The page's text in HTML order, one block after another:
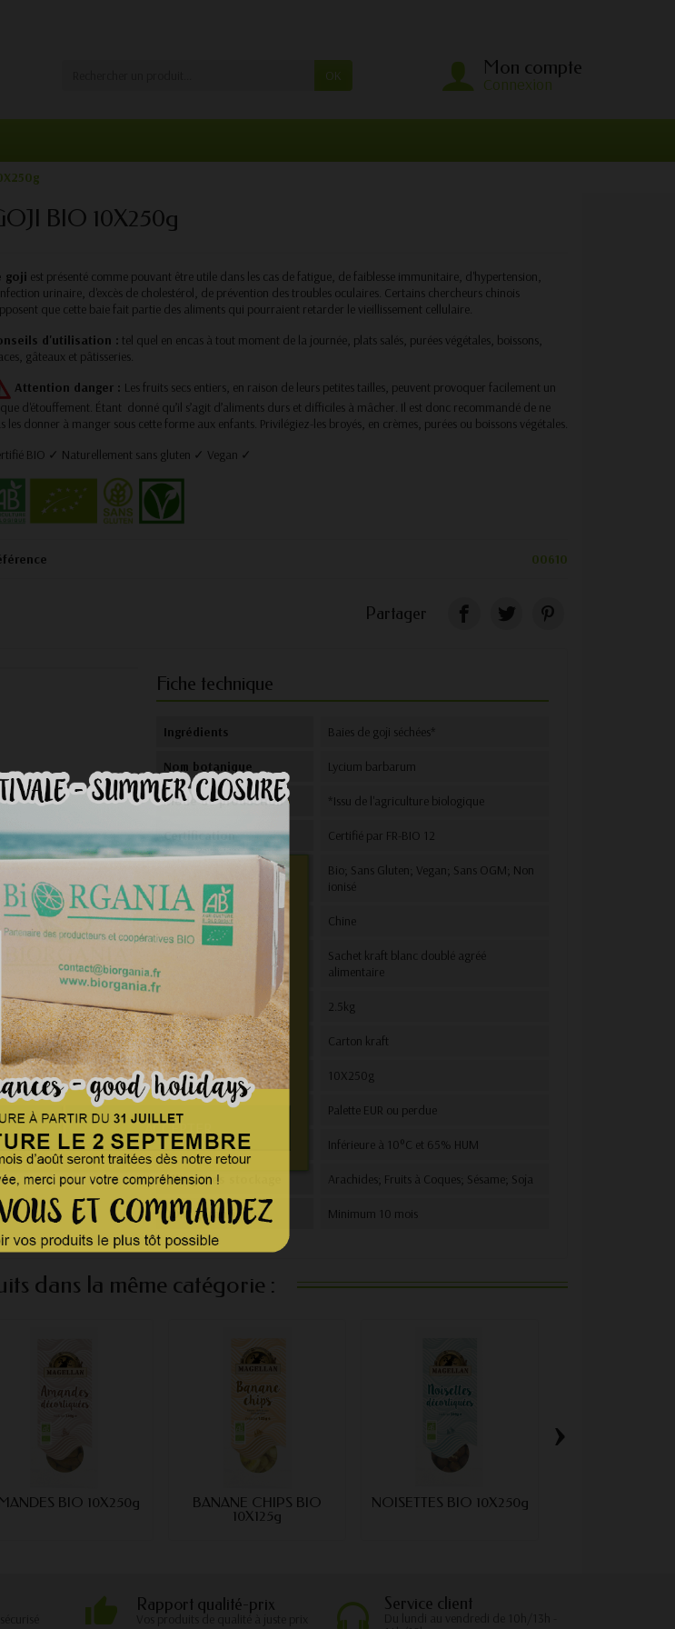
OK Mon compte
Connexion
améliorer votre expérience de navigation et
de manière anonyme. En acceptant vous
cookies pour l'ensemble des finalités du site.
les cookies
ACCEPTER
BIO 10X250g
goji est présenté comme pouvant être utile dans les cas de fatigue, de faiblesse immunitaire, d'hypertension,
urinaire, d'excès de cholestérol, de prévention des troubles oculaires. Certains chercheurs chinois
que cette baie fait partie des aliments qui pourraient retarder le vieillissement cellulaire.
d'utilisation : tel quel en encas à tout moment de la journée, plats salés, purées végétales, boissons,
gâteaux et pâtisseries.
Attention danger : Les fruits secs entiers, en raison de leurs petites tailles, peuvent provoquer facilement un
d'étouffement. Étant donné qu’il s’agit d’aliments durs et difficiles à mâcher. Il est donc recommandé de ne
les donner à manger sous cette forme aux enfants. Privilégiez-les broyés, en crèmes, purées ou boissons végétales.
BIO ✓ Naturellement sans gluten ✓ Vegan ✓
00610
Partager
Fiche technique
Ingrédients Baies de goji séchées*
Nom botanique Lycium barbarum
Mode de production *Issu de l'agriculture biologique
Certification Certifié par FR-BIO 12
Bio; Sans Gluten; Vegan; Sans OGM; Non
ionisé
Pays d'origine Chine
Sachet kraft blanc doublé agréé
alimentaire
Masse nette / UVC 2.5kg
Emballage secondaire Carton kraft
UVC / carton 10X250g
Emballage tertiaire Palette EUR ou perdue
Conservation Inférieure à 10°C et 65% HUM
Allergènes stockage Arachides; Fruits à Coques; Sésame; Soja
DDM garantie Minimum 10 mois
dans la même catégorie :
BIO 10X250g
BANANE CHIPS BIO
10X125g
NOISETTES BIO 10X250g
›
Rapport qualité-prix
Vos produits de qualité à juste prix
Service client